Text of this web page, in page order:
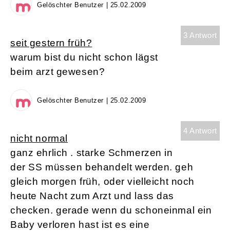
Gelöschter Benutzer | 25.02.2009
3 Antwort
seit gestern früh?
warum bist du nicht schon lägst
beim arzt gewesen?
Gelöschter Benutzer | 25.02.2009
4 Antwort
nicht normal
ganz ehrlich . starke Schmerzen in
der SS müssen behandelt werden. geh
gleich morgen früh, oder vielleicht noch
heute Nacht zum Arzt und lass das
checken. gerade wenn du schoneinmal ein
Baby verloren hast ist es eine